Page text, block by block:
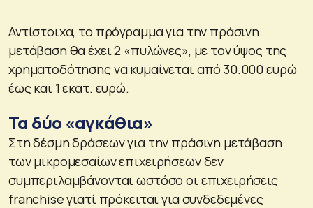
Αντίστοιχα, το πρόγραμμα για την πράσινη
μετάβαση θα έχει 2 «πυλώνες», με τον ύψος της
χρηματοδότησης να κυμαίνεται από 30.000 ευρώ
έως και 1 εκατ. ευρώ.
Τα δύο «αγκάθια»
Στη δέσμη δράσεων για την πράσινη μετάβαση
των μικρομεσαίων επιχειρήσεων δεν
συμπεριλαμβάνονται ωστόσο οι επιχειρήσεις
franchise γιατί πρόκειται για συνδεδεμένες